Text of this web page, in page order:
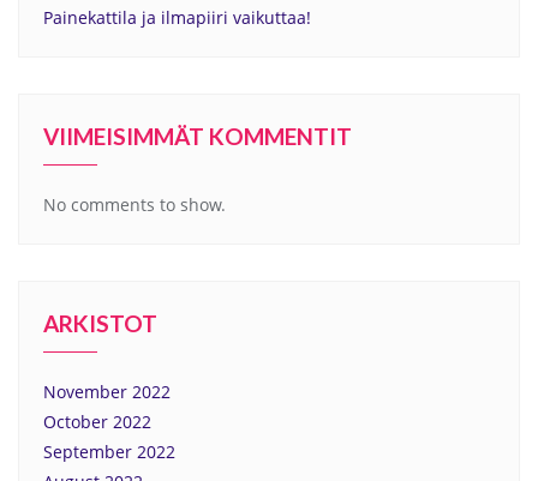
Painekattila ja ilmapiiri vaikuttaa!
VIIMEISIMMÄT KOMMENTIT
No comments to show.
ARKISTOT
November 2022
October 2022
September 2022